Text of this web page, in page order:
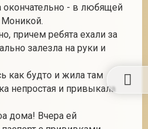
- в любящей
причем ребята ехали за
залезла на руки и
как будто и жила там
непростая и привыкала
дома! Вчера ей